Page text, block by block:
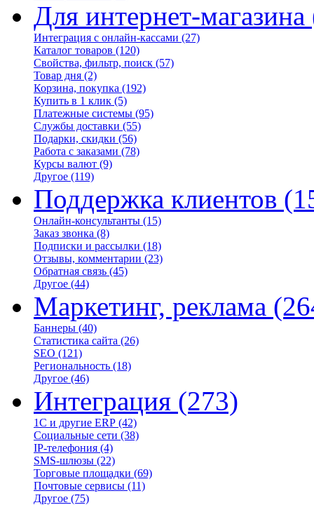
Для интернет-магазина
Интеграция с онлайн-кассами (27)
Каталог товаров (120)
Свойства, фильтр, поиск (57)
Товар дня (2)
Корзина, покупка (192)
Купить в 1 клик (5)
Платежные системы (95)
Службы доставки (55)
Подарки, скидки (56)
Работа с заказами (78)
Курсы валют (9)
Другое (119)
Поддержка клиентов
Онлайн-консультанты (15)
Заказ звонка (8)
Подписки и рассылки (18)
Отзывы, комментарии (23)
Обратная связь (45)
Другое (44)
Маркетинг, реклама
Баннеры (40)
Статистика сайта (26)
SEO (121)
Региональность (18)
Другое (46)
Интеграция (273)
1С и другие ERP (42)
Социальные сети (38)
IP-телефония (4)
SMS-шлюзы (22)
Торговые площадки (69)
Почтовые сервисы (11)
Другое (75)